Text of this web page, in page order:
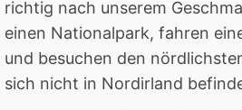
richtig nach unserem
einen Nationalpark, fahren
und besuchen den
sich nicht in Nordirland